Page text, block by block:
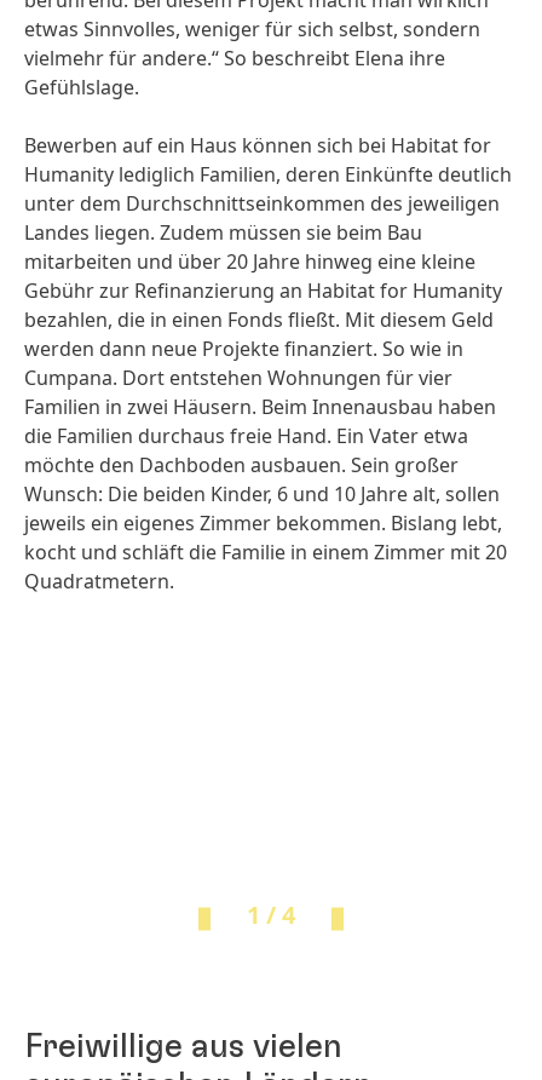
etwas Sinnvolles, weniger für sich selbst, sondern
vielmehr für andere.“ So beschreibt Elena ihre
Gefühlslage.
Bewerben auf ein Haus können sich bei Habitat for
Humanity lediglich Familien, deren Einkünfte deutlich
unter dem Durchschnittseinkommen des jeweiligen
Landes liegen. Zudem müssen sie beim Bau
mitarbeiten und über 20 Jahre hinweg eine kleine
Gebühr zur Refinanzierung an Habitat for Humanity
bezahlen, die in einen Fonds fließt. Mit diesem Geld
werden dann neue Projekte finanziert. So wie in
Cumpana. Dort entstehen Wohnungen für vier
Familien in zwei Häusern. Beim Innenausbau haben
die Familien durchaus freie Hand. Ein Vater etwa
möchte den Dachboden ausbauen. Sein großer
Wunsch: Die beiden Kinder, 6 und 10 Jahre alt, sollen
jeweils ein eigenes Zimmer bekommen. Bislang lebt,
kocht und schläft die Familie in einem Zimmer mit 20
Quadratmetern.
1 / 4
Freiwillige aus vielen